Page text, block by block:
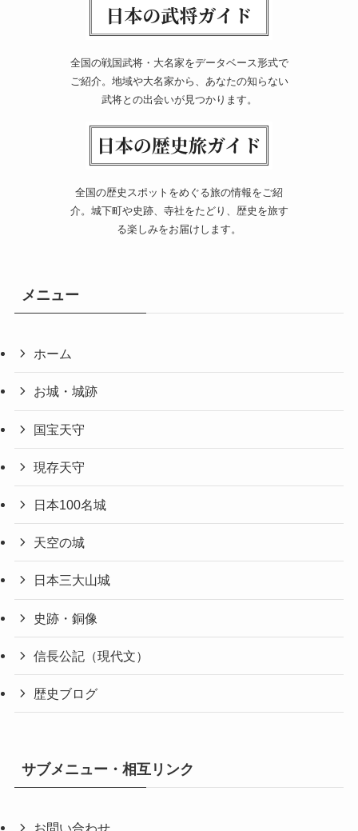
全国の戦国武将・大名家をデータベース形式で
ご紹介。地域や大名家から、あなたの知らない
武将との出会いが見つかります。
全国の歴史スポットをめぐる旅の情報をご紹
介。城下町や史跡、寺社をたどり、歴史を旅す
る楽しみをお届けします。
メニュー
ホーム
お城・城跡
国宝天守
現存天守
日本100名城
天空の城
日本三大山城
史跡・銅像
信長公記（現代文）
歴史ブログ
サブメニュー・相互リンク
お問い合わせ